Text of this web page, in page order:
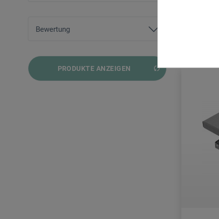
Bewertung
und mehr
PRODUKTE ANZEIGEN